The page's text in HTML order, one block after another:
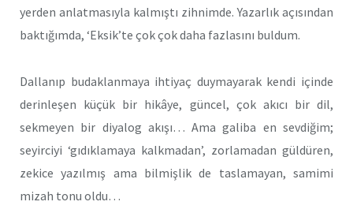
yerden anlatmasıyla kalmıştı zihnimde. Yazarlık açısından
baktığımda, ‘Eksik’te çok çok daha fazlasını buldum.
Dallanıp budaklanmaya ihtiyaç duymayarak kendi içinde
derinleşen küçük bir hikâye, güncel, çok akıcı bir dil,
sekmeyen bir diyalog akışı… Ama galiba en sevdiğim;
seyirciyi ‘gıdıklamaya kalkmadan’, zorlamadan güldüren,
zekice yazılmış ama bilmişlik de taslamayan, samimi
mizah tonu oldu…